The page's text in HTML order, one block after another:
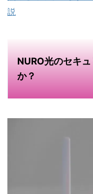
説
NURO光のセキ
か？